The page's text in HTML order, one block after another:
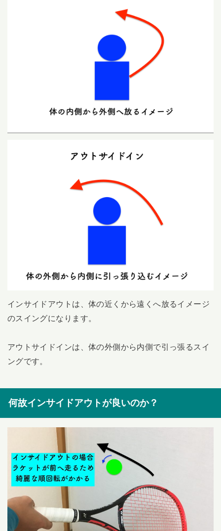
インサイドアウトは、体の近くから遠くへ放るイメージ
のスイングになります。
アウトサイドインは、体の外側から内側で引っ張るスイ
ングです。
何故インサイドアウトが良いのか？